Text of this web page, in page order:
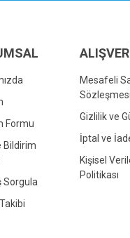
Bu ürüne benzer farklı
Formu
Bildirim
Sorgula
Mesafeli
Sözleşmesi
Gizlilik ve
İptal ve
Kişisel
Politikası